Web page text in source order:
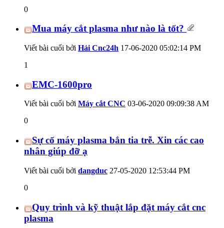
0
Mua máy cắt plasma như nào là tốt?
Viết bài cuối bởi Hải Cnc24h 17-06-2020 05:02:14 PM
1
EMC-1600pro
Viết bài cuối bởi Máy cắt CNC 03-06-2020 09:09:38 AM
0
Sự cố máy plasma bắn tia trễ. Xin các cao
nhân giúp đỡ ạ
Viết bài cuối bởi dangduc 27-05-2020 12:53:44 PM
0
Quy trình và kỹ thuật lắp đặt máy cắt cnc
plasma